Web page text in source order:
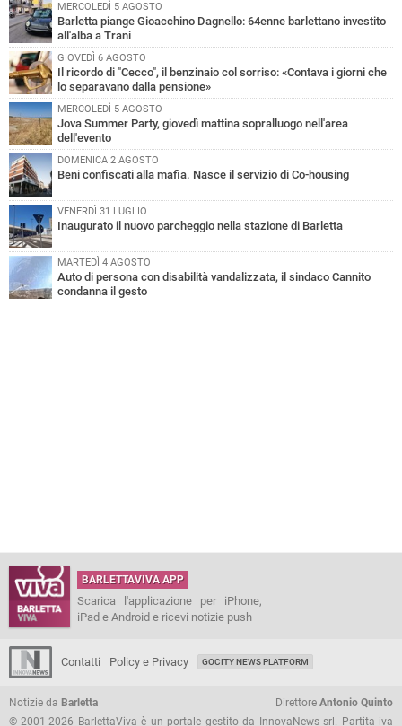
MERCOLEDÌ 5 AGOSTO
Barletta piange Gioacchino Dagnello: 64enne barlettano investito
all'alba a Trani
GIOVEDÌ 6 AGOSTO
Il ricordo di "Cecco", il benzinaio col sorriso: «Contava i giorni che
lo separavano dalla pensione»
MERCOLEDÌ 5 AGOSTO
Jova Summer Party, giovedì mattina sopralluogo nell'area
dell'evento
DOMENICA 2 AGOSTO
Beni confiscati alla mafia. Nasce il servizio di Co-housing
VENERDÌ 31 LUGLIO
Inaugurato il nuovo parcheggio nella stazione di Barletta
MARTEDÌ 4 AGOSTO
Auto di persona con disabilità vandalizzata, il sindaco Cannito
condanna il gesto
BARLETTAVIVA APP
Scarica l'applicazione per iPhone,
iPad e Android e ricevi notizie push
Contatti Policy e Privacy GOCITY NEWS PLATFORM
Notizie da Barletta Direttore Antonio Quinto
© 2001-2026 BarlettaViva è un portale gestito da InnovaNews srl. Partita iva